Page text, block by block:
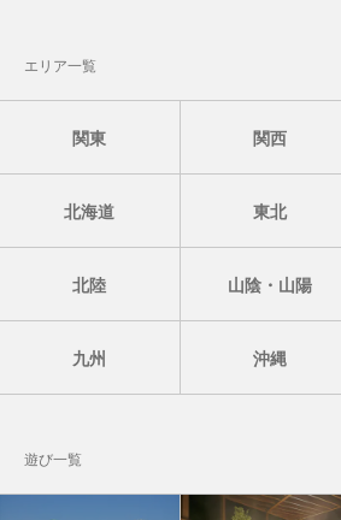
エリア一覧
関東 関西
北海道 東北
北陸 山陰・山陽
九州 沖縄
遊び一覧